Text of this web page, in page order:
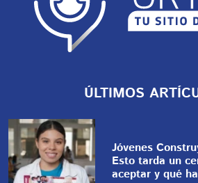
ÚLTIMOS
Jóvenes
Esto tarda un
aceptar y qué